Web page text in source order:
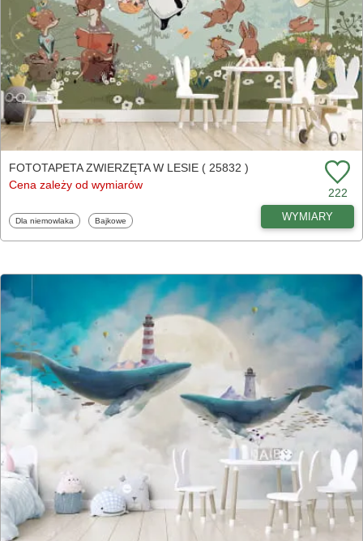
FOTOTAPETA ZWIERZĘTA W LESIE ( 25832 )
Cena zależy od wymiarów
222
Fototapety
Dla niemowlaka Fototapety
Bajkowe WYMIARY